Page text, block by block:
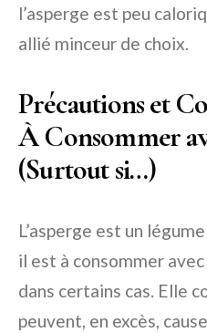
l’asperge est peu
allié minceur de choix.
Précautions et
À Consommer
(Surtout si…)
L’asperge est un
il est à consommer
dans certains cas. Elle
peuvent, en excès,